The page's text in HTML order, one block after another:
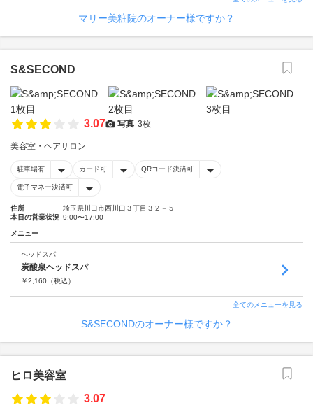
マリー美粧院のオーナー様ですか？
S&SECOND
3.07 写真 3枚
美容室・ヘアサロン
駐車場有 カード可 QRコード決済可
電子マネー決済可
住所
埼玉県川口市西川口３丁目３２－５
本日の営業状況 9:00〜17:00
メニュー
ヘッドスパ
炭酸泉ヘッドスパ
￥2,160 （税込）
全てのメニューを見る
S&SECONDのオーナー様ですか？
ヒロ美容室
3.07